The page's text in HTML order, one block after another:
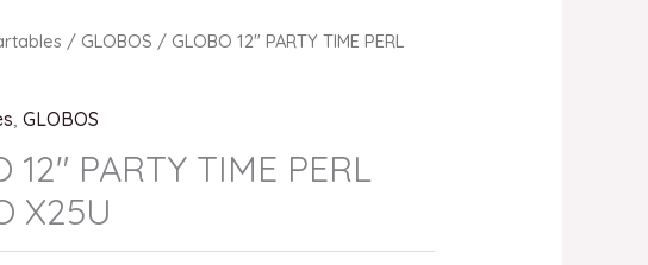
/ GLOBOS / GLOBO 12″ PARTY TIME PERL
,GLOBOS
12″ PARTY TIME PERL
X25U